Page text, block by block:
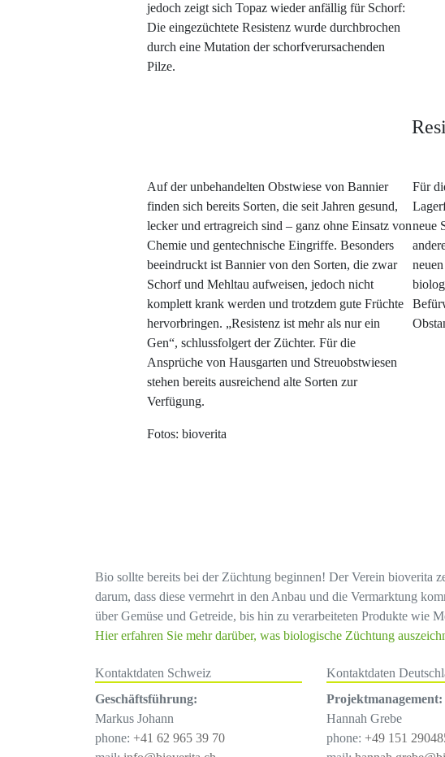
jedoch zeigt sich Topaz wieder anfällig für Schorf:
Die eingezüchtete Resistenz wurde durchbrochen
durch eine Mutation der schorfverursachenden
Pilze.
Auf der unbehandelten Obstwiese von Bannier
finden sich bereits Sorten, die seit Jahren gesund,
lecker und ertragreich sind – ganz ohne Einsatz von
Chemie und gentechnische Eingriffe. Besonders
beeindruckt ist Bannier von den Sorten, die zwar
Schorf und Mehltau aufweisen, jedoch nicht
komplett krank werden und trotzdem gute Früchte
hervorbringen. „Resistenz ist mehr als nur ein
Gen“, schlussfolgert der Züchter. Für die
Ansprüche von Hausgarten und Streuobstwiesen
stehen bereits ausreichend alte Sorten zur
Verfügung.
Für
neue
Fotos: bioverita
Bio sollte bereits bei der Züchtung beginnen! Der Verein bioverita
darum, dass diese vermehrt in den Anbau und die Vermarktung
über Gemüse und Getreide, bis hin zu verarbeiteten Produkte wie
Hier erfahren Sie mehr darüber, was biologische Züchtung
Kontaktdaten Schweiz
Geschäftsführung:
Markus Johann
phone: +41 62 965 39 70
Kontaktdaten
Projektmanagement:
Hannah Grebe
phone: +49 151